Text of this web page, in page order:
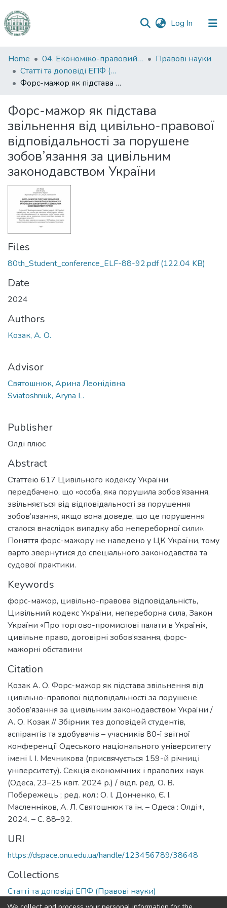
Log In (current)
Communities
&
Collections
Statistics
Home 04. Економіко-правовий факультет
Правові науки
Статті та доповіді ЕПФ (Правові науки)
Форс-мажор як підстава звільнення від цивільно-правової відповідальності за порушене зобов’язання за цивільним законодавством України
Форс-мажор як підстава
звільнення від цивільно-правової
відповідальності за порушене
зобов’язання за цивільним
законодавством України
Files
80th_Student_conference_ELF-88-92.pdf(122.04 KB)
Date
2024
Authors
Козак, А. О.
Advisor
Святошнюк, Арина Леонідівна
Sviatoshniuk, Aryna L.
Publisher
Олді плюс
Abstract
Статтею 617 Цивільного кодексу України
передбачено, що «особа, яка порушила зобов’язання,
звільняється від відповідальності за порушення
зобов’язання, якщо вона доведе, що це порушення
сталося внаслідок випадку або непереборної сили».
Поняття форс-мажору не наведено у ЦК України, тому
варто звернутися до спеціального законодавства та
судової практики.
Keywords
форс-мажор, цивільно-правова відповідальність,
Цивільний кодекс України, непереборна сила, Закон
України «Про торгово-промислові палати в Україні»,
цивільне право, договірні зобов’язання, форс-
мажорні обставини
Citation
Козак А. О. Форс-мажор як підстава звільнення від
цивільно-правової відповідальності за порушене
зобов’язання за цивільним законодавством України /
А. О. Козак // Збірник тез доповідей студентів,
аспірантів та здобувачів – учасників 80-ї звітної
конференції Одеського національного університету
імені І. І. Мечникова (присвячується 159-й річниці
університету). Секція економічних і правових наук
(Одеса, 23–25 квіт. 2024 р.) / відп. ред. О. В.
Побережець ; ред. кол.: О. І. Донченко, Є. І.
Масленніков, А. Л. Святошнюк та ін. – Одеса : Олді+,
2024. – С. 88–92.
URI
https://dspace.onu.edu.ua/handle/123456789/38648
Collections
Статті та доповіді ЕПФ (Правові науки)